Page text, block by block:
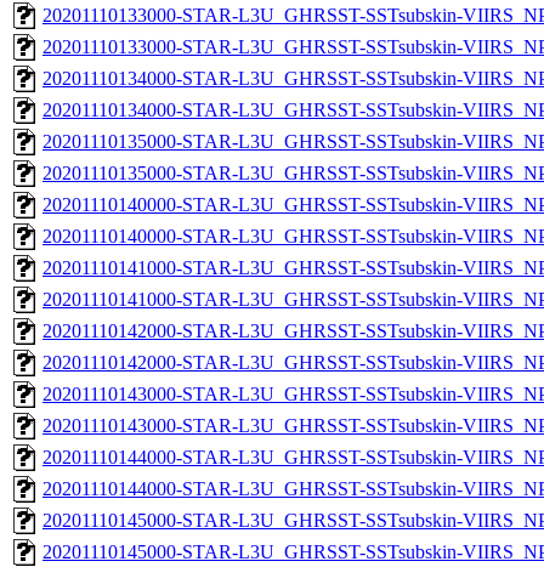
20201110133000-STAR-L3U_GHRSST-SSTsubskin-
20201110133000-STAR-L3U_GHRSST-SSTsubskin-
20201110134000-STAR-L3U_GHRSST-SSTsubskin-
20201110134000-STAR-L3U_GHRSST-SSTsubskin-
20201110135000-STAR-L3U_GHRSST-SSTsubskin-
20201110135000-STAR-L3U_GHRSST-SSTsubskin-
20201110140000-STAR-L3U_GHRSST-SSTsubskin-
20201110140000-STAR-L3U_GHRSST-SSTsubskin-
20201110141000-STAR-L3U_GHRSST-SSTsubskin-
20201110141000-STAR-L3U_GHRSST-SSTsubskin-
20201110142000-STAR-L3U_GHRSST-SSTsubskin-
20201110142000-STAR-L3U_GHRSST-SSTsubskin-
20201110143000-STAR-L3U_GHRSST-SSTsubskin-
20201110143000-STAR-L3U_GHRSST-SSTsubskin-
20201110144000-STAR-L3U_GHRSST-SSTsubskin-
20201110144000-STAR-L3U_GHRSST-SSTsubskin-
20201110145000-STAR-L3U_GHRSST-SSTsubskin-
20201110145000-STAR-L3U_GHRSST-SSTsubskin-